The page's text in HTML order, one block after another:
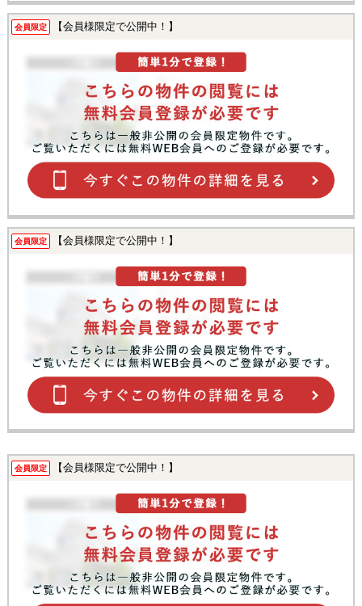
会員限定 【会員様限定で公開中！】
会員限定 【会員様限定で公開中！】
会員限定 【会員様限定で公開中！】